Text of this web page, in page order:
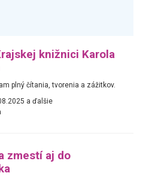
knižnici Karola
plný čítania, tvorenia a zážitkov.
a ďalšie
zmestí aj do